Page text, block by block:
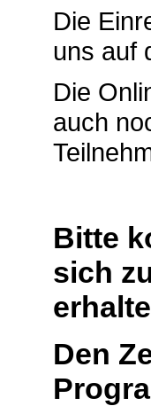
Die
uns auf
Die
auch
Bitte
sich
Den